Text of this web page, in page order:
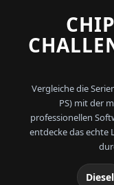
Vergleiche die
PS) mit der
professionellen
entdecke das echte
Diesel